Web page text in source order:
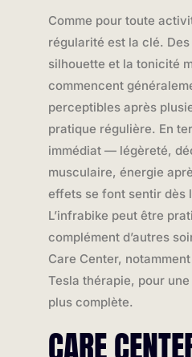
Comme pour toute
régularité est la clé.
silhouette et la tonicité
commencent
perceptibles après
pratique régulière. En
immédiat — légèreté,
musculaire, énergie
effets se font sentir dès
L’infrabike peut être
complément d’autres
Care Center,
Tesla thérapie, pour
plus complète.
CARE